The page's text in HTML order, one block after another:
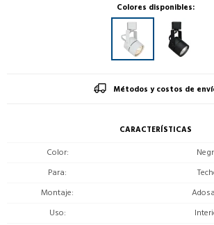
Colores disponibles:
Métodos y costos de
CARACTERÍSTICAS
Color
Para
Montaje
Uso